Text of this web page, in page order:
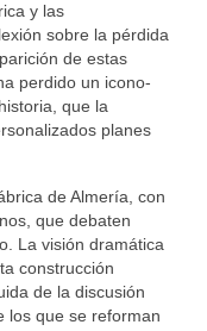
y las
sobre la pérdida
de estas
perdido un icono-
que la
planes
de Almería, con
que debaten
La visión dramática
construcción
de la discusión
los que se reforman